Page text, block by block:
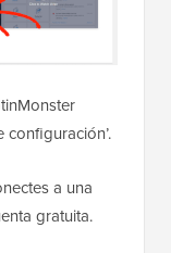
configuración’.
a una
gratuita.